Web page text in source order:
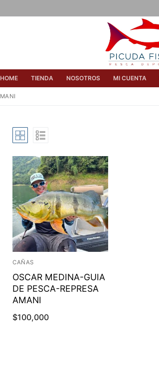
HOME TIENDA NOSOTROS MI CUENTA
CAÑAS
OSCAR MEDINA-GUIA
DE PESCA-REPRESA
AMANI
$100,000